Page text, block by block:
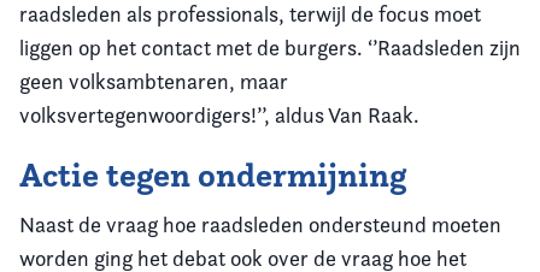
raadsleden als professionals, terwijl de focus moet
liggen op het contact met de burgers. ‘’Raadsleden zijn
geen volksambtenaren, maar
volksvertegenwoordigers!’’, aldus Van Raak.
Actie tegen ondermijning
Naast de vraag hoe raadsleden ondersteund moeten
worden ging het debat ook over de vraag hoe het